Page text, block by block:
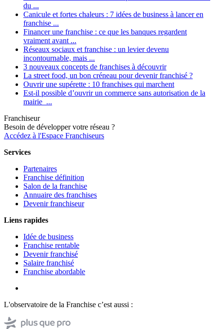
du ...
Canicule et fortes chaleurs : 7 idées de business à lancer en
franchise ...
Financer une franchise : ce que les banques regardent
vraiment avant ...
Réseaux sociaux et franchise : un levier devenu
incontournable, mais ...
3 nouveaux concepts de franchises à découvrir
La street food, un bon créneau pour devenir franchisé ?
Ouvrir une supérette : 10 franchises qui marchent
Est-il possible d’ouvrir un commerce sans autorisation de la
mairie ...
Franchiseur
Besoin de développer votre réseau ?
Accédez à l'Espace Franchiseurs
Services
Partenaires
Franchise définition
Salon de la franchise
Annuaire des franchises
Devenir franchiseur
Liens rapides
Idée de business
Franchise rentable
Devenir franchisé
Salaire franchisé
Franchise abordable
L'observatoire de la Franchise c’est aussi :